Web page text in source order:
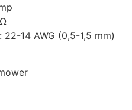
14 AWG (0,5-1,5 mm)